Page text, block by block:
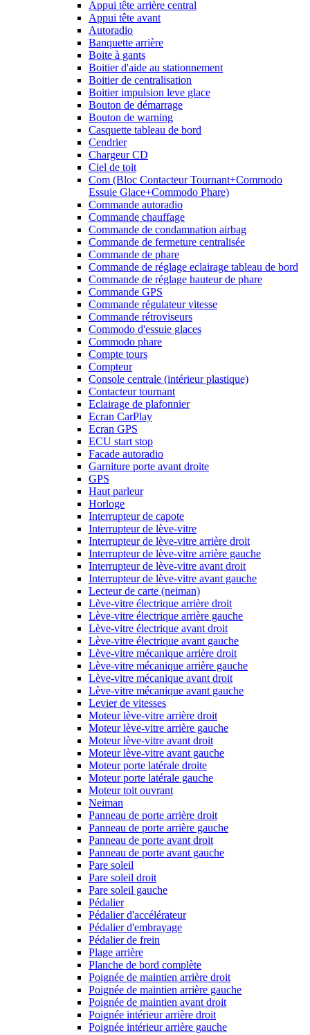
Appui tête arrière central
Appui tête avant
Autoradio
Banquette arrière
Boite à gants
Boitier d'aide au stationnement
Boitier de centralisation
Boitier impulsion leve glace
Bouton de démarrage
Bouton de warning
Casquette tableau de bord
Cendrier
Chargeur CD
Ciel de toit
Com (Bloc Contacteur Tournant+Commodo
Essuie Glace+Commodo Phare)
Commande autoradio
Commande chauffage
Commande de condamnation airbag
Commande de fermeture centralisée
Commande de phare
Commande de réglage eclairage tableau de bord
Commande de réglage hauteur de phare
Commande GPS
Commande régulateur vitesse
Commande rétroviseurs
Commodo d'essuie glaces
Commodo phare
Compte tours
Compteur
Console centrale (intérieur plastique)
Contacteur tournant
Eclairage de plafonnier
Ecran CarPlay
Ecran GPS
ECU start stop
Facade autoradio
Garniture porte avant droite
GPS
Haut parleur
Horloge
Interrupteur de capote
Interrupteur de lève-vitre
Interrupteur de lève-vitre arrière droit
Interrupteur de lève-vitre arrière gauche
Interrupteur de lève-vitre avant droit
Interrupteur de lève-vitre avant gauche
Lecteur de carte (neiman)
Lève-vitre électrique arrière droit
Lève-vitre électrique arrière gauche
Lève-vitre électrique avant droit
Lève-vitre électrique avant gauche
Lève-vitre mécanique arrière droit
Lève-vitre mécanique arrière gauche
Lève-vitre mécanique avant droit
Lève-vitre mécanique avant gauche
Levier de vitesses
Moteur lève-vitre arrière droit
Moteur lève-vitre arrière gauche
Moteur lève-vitre avant droit
Moteur lève-vitre avant gauche
Moteur porte latérale droite
Moteur porte latérale gauche
Moteur toit ouvrant
Neiman
Panneau de porte arrière droit
Panneau de porte arrière gauche
Panneau de porte avant droit
Panneau de porte avant gauche
Pare soleil
Pare soleil droit
Pare soleil gauche
Pédalier
Pédalier d'accélérateur
Pédalier d'embrayage
Pédalier de frein
Plage arrière
Planche de bord complète
Poignée de maintien arrière droit
Poignée de maintien arrière gauche
Poignée de maintien avant droit
Poignée intérieur arrière droit
Poignée intérieur arrière gauche